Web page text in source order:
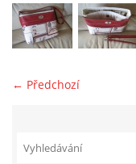
← Předchozí